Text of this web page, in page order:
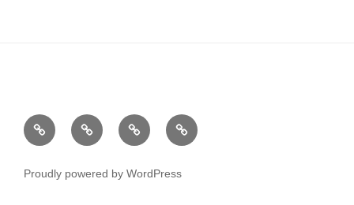
ホ
ー
サ
イ
こ
の
お
問
Proudly powered by WordPress